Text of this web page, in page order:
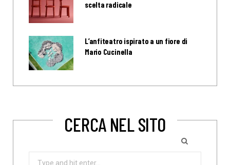
scelta radicale
L’anfiteatro ispirato a un fiore di
Mario Cucinella
CERCA NEL SITO